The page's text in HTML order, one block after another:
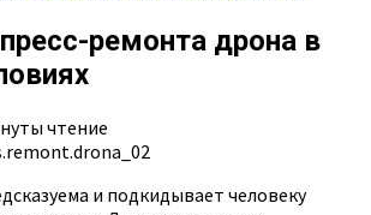
ремонта дрона в
чтение
и подкидывает человеку